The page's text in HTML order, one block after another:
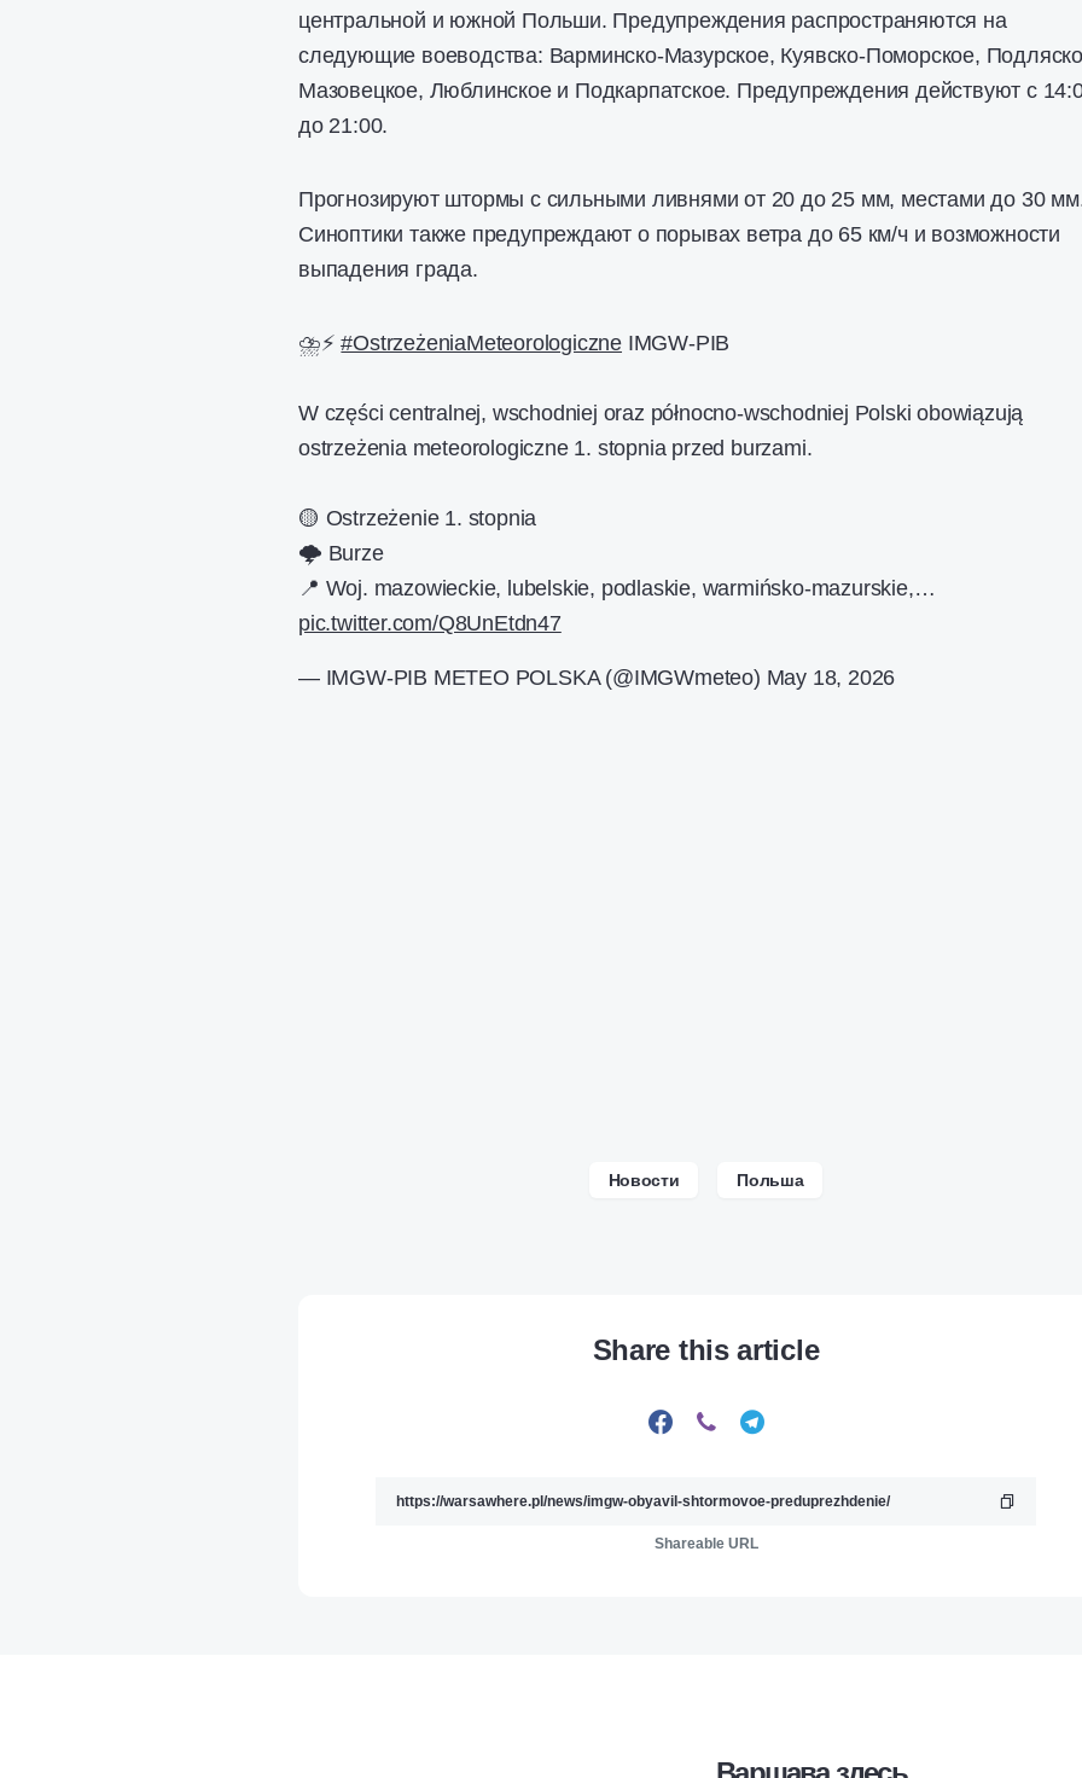
центральной и южной Польши. Предупреждения распространяются на
следующие воеводства: Варминско-Мазурское, Куявско-Поморское,
Мазовецкое, Люблинское и Подкарпатское. Предупреждения действуют с
до 21:00.
Прогнозируют штормы с сильными ливнями от 20 до 25 мм, местами до 30
Синоптики также предупреждают о порывах ветра до 65 км/ч и возможности
выпадения града.
⛈️⚡#OstrzeżeniaMeteorologiczne IMGW-PIB
W części centralnej, wschodniej oraz północno-wschodniej Polski obowiązują
ostrzeżenia meteorologiczne 1. stopnia przed burzami.
🟡 Ostrzeżenie 1. stopnia
🌩️ Burze
📍 Woj. mazowieckie, lubelskie, podlaskie, warmińsko-mazurskie,…
pic.twitter.com/Q8UnEtdn47
— IMGW-PIB METEO POLSKA (@IMGWmeteo) May 18, 2026
Новости Польша
Share this article
Shareable URL